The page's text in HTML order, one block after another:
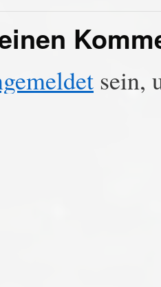
sein,